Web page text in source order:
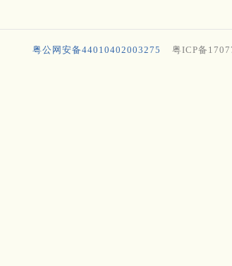
粤公网安备44010402003275 粤ICP备